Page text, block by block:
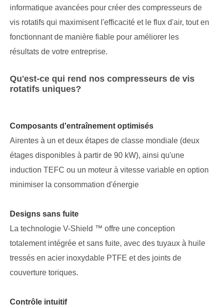
informatique avancées pour créer des compresseurs de
vis rotatifs qui maximisent l'efficacité et le flux d'air, tout en
fonctionnant de manière fiable pour améliorer les
résultats de votre entreprise.
Qu'est-ce qui rend nos compresseurs de vis
rotatifs uniques?
Composants d'entraînement optimisés
Airentes à un et deux étapes de classe mondiale (deux
étages disponibles à partir de 90 kW), ainsi qu'une
induction TEFC ou un moteur à vitesse variable en option
minimiser la consommation d'énergie
Designs sans fuite
La technologie V-Shield ™ offre une conception
totalement intégrée et sans fuite, avec des tuyaux à huile
tressés en acier inoxydable PTFE et des joints de
couverture toriques.
Contrôle intuitif